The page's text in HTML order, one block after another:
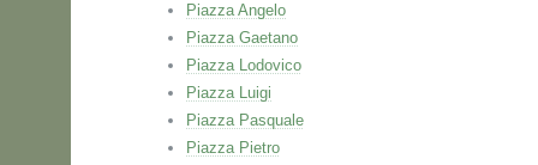
Piazza Angelo
Piazza Gaetano
Piazza Lodovico
Piazza Luigi
Piazza Pasquale
Piazza Pietro